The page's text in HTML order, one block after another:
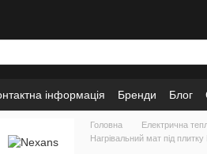
інформація Бренди Блог
Головна Електрична
Нагрівальний мат під